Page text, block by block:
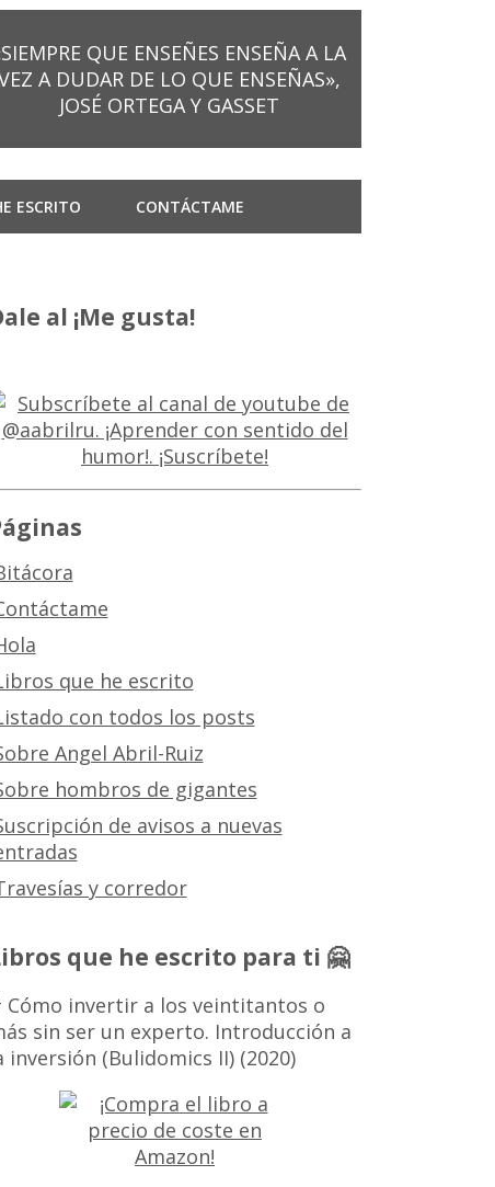
QUE ENSEÑES ENSEÑA A LA
A DUDAR DE LO QUE ENSEÑAS»,
JOSÉ ORTEGA Y GASSET
ESCRITO CONTÁCTAME
al ¡Me gusta!
que he escrito
con todos los posts
Angel Abril-Ruiz
hombros de gigantes
de avisos a nuevas
y corredor
que he escrito para ti 🤗
Cómo invertir a los veintitantos o
sin ser un experto. Introducción a
inversión (Bulidomics II) (2020)